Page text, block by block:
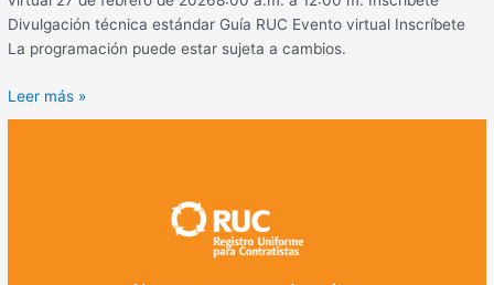
Divulgación técnica estándar Guía RUC Evento virtual Inscríbete
La programación puede estar sujeta a cambios.
Leer más »